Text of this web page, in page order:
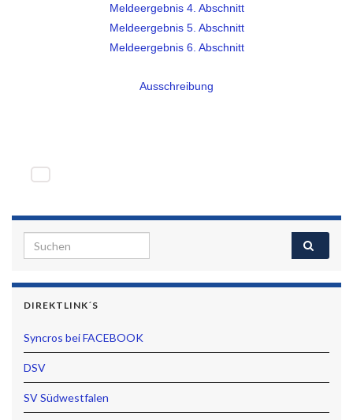
Meldeergebnis 4. Abschnitt
Meldeergebnis 5. Abschnitt
Meldeergebnis 6. Abschnitt
Ausschreibung
Search for:
DIREKTLINK´S
Syncros bei FACEBOOK
DSV
SV Südwestfalen